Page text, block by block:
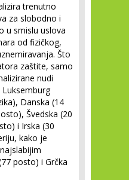
trenutno
za slobodno i
u smislu uslova
od fizičkog,
Što
zaštite, samo
nudi
Danska (14
Švedska (20
i Irska (30
kako je
posto) i Grčka